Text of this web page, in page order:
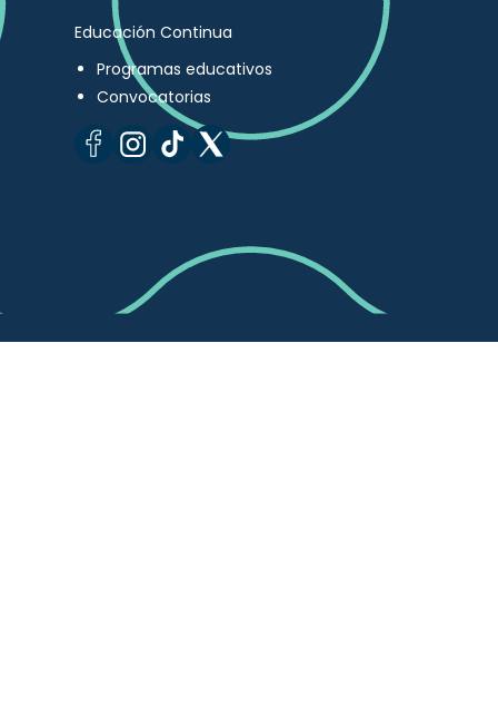
Educación Continua
Programas educativos
Convocatorias